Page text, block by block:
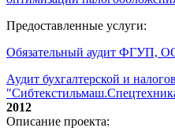
Предоставленные услуги:
Обязательный аудит ФГУП,
Аудит бухгалтерской и
2012
Описание проекта: